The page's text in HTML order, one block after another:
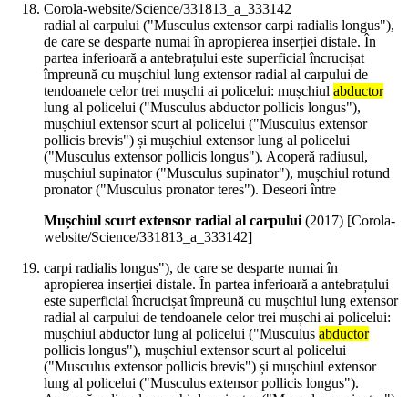
Corola-website/Science/331813_a_333142
radial al carpului ("Musculus extensor carpi radialis longus"),
de care se desparte numai în apropierea inserției distale. În
partea inferioară a antebrațului este superficial încrucișat
împreună cu mușchiul lung extensor radial al carpului de
tendoanele celor trei mușchi ai policelui: mușchiul abductor
lung al policelui ("Musculus abductor pollicis longus"),
mușchiul extensor scurt al policelui ("Musculus extensor
pollicis brevis") și mușchiul extensor lung al policelui
("Musculus extensor pollicis longus"). Acoperă radiusul,
mușchiul supinator ("Musculus supinator"), mușchiul rotund
pronator ("Musculus pronator teres"). Deseori între
Mușchiul scurt extensor radial al carpului(2017) [Corola-
website/Science/331813_a_333142]
carpi radialis longus"), de care se desparte numai în
apropierea inserției distale. În partea inferioară a antebrațului
este superficial încrucișat împreună cu mușchiul lung extensor
radial al carpului de tendoanele celor trei mușchi ai policelui:
mușchiul abductor lung al policelui ("Musculus abductor
pollicis longus"), mușchiul extensor scurt al policelui
("Musculus extensor pollicis brevis") și mușchiul extensor
lung al policelui ("Musculus extensor pollicis longus").